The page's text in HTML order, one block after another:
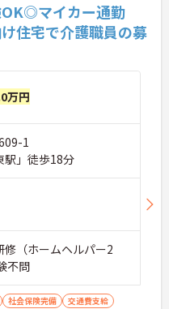
OK◎マイカー通勤
住宅で介護職員の募
万円
1
駅」徒歩18分
（ホームヘルパー2
不問
社会保険完備 交通費支給